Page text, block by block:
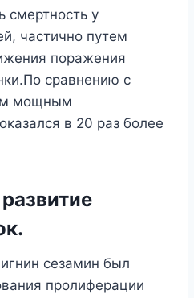
смертность у
частично путем
поражения
сравнению с
мощным
в 20 раз более
сезамин был
пролиферации